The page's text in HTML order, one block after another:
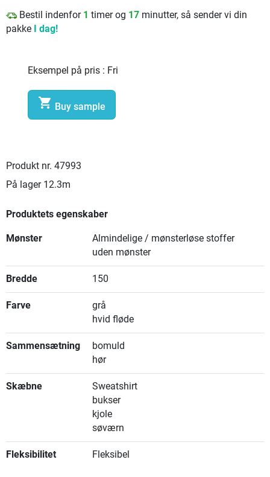
Bestil indenfor 1 timer og 17 minutter, så sender vi din
pakke
I dag!
Eksempel på pris : Fri
 Buy sample
Produkt nr. 47993
På lager 12.3m
Produktets egenskaber
Mønster
Almindelige / mønsterløse stoffer
uden mønster
Bredde 150
Farve
grå
hvid fløde
Sammensætning
bomuld
hør
Skæbne
Sweatshirt
bukser
kjole
søværn
Fleksibilitet Fleksibel